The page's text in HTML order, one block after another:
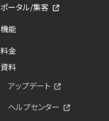
ポータル/集客
機能
料金
資料
アップデート
ヘルプセンター